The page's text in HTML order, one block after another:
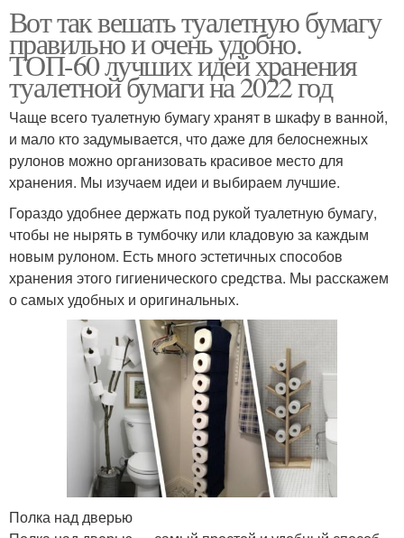
Вот так вешать туалетную бумагу
правильно и очень удобно.
ТОП-60 лучших идей хранения
туалетной бумаги на 2022 год
Чаще всего туалетную бумагу хранят в шкафу в ванной,
и мало кто задумывается, что даже для белоснежных
рулонов можно организовать красивое место для
хранения. Мы изучаем идеи и выбираем лучшие.
Гораздо удобнее держать под рукой туалетную бумагу,
чтобы не нырять в тумбочку или кладовую за каждым
новым рулоном. Есть много эстетичных способов
хранения этого гигиенического средства. Мы расскажем
о самых удобных и оригинальных.
Полка над дверью